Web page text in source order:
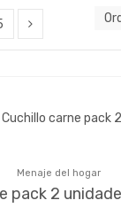
Menaje del hogar
pack 2